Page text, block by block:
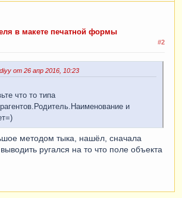
в макете печатной формы
#2
от 26 апр 2016, 10:23
что то типа
и
методом тыка, нашёл, сначала
ругался на то что поле объекта